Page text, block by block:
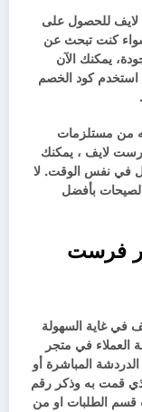
للحصول على
سواء كنت تبحث عن
يمكنك الآن
استخدم كود الخصم
من مستلزمات
لايف ، يمكنك
في نفس الوقت. لا
بأفضل
فرست
في غاية السهولة
في متجر
المباشرة أو
قمت به وذكر رقم
الطلبات او من